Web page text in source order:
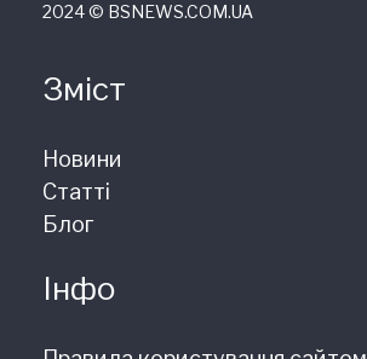
2024 © ВSNEWS.COM.UA
Зміст
Новини
Статті
Блог
Інфо